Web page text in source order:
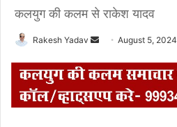
कलयुग की कलम से राकेश यादव
Rakesh Yadav
n
d
a
August 5, 2024